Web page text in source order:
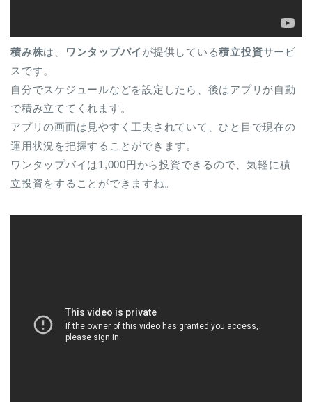
積み株は、 ワンタップバイ が提供している積立投資サービ
スです。
自分でスケジュールなどを設定したら、後はアプリが自動
で積み立ててくれます。
アプリの画面は見やすく工夫されていて、ひと目で現在の
運用状況を把握することができます。
ワンタップバイは1,000円から投資できるので、気軽に積
立投資をすることができますね。